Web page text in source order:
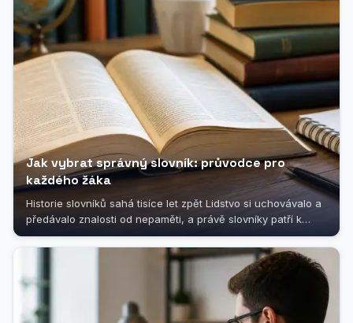
Jak vybrat správný slovník: průvodce pro
každého žáka
Historie slovníků sahá tisíce let zpět Lidstvo si uchovávalo a
předávalo znalosti od nepaměti, a právě slovníky patří k
nejstarším...